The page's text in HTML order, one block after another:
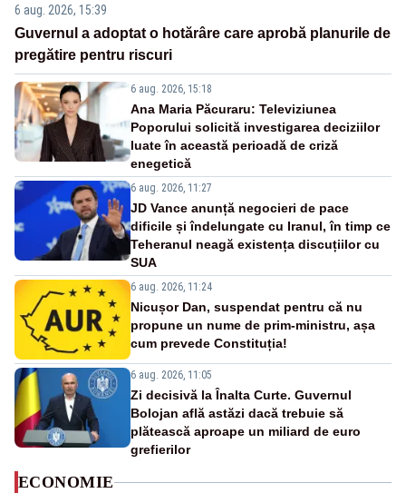
6 aug. 2026, 15:39
Guvernul a adoptat o hotărâre care aprobă planurile de
pregătire pentru riscuri
6 aug. 2026, 15:18
Ana Maria Păcuraru: Televiziunea
Poporului solicită investigarea deciziilor
luate în această perioadă de criză
enegetică
6 aug. 2026, 11:27
JD Vance anunță negocieri de pace
dificile și îndelungate cu Iranul, în timp ce
Teheranul neagă existența discuțiilor cu
SUA
6 aug. 2026, 11:24
Nicușor Dan, suspendat pentru că nu
propune un nume de prim-ministru, așa
cum prevede Constituția!
6 aug. 2026, 11:05
Zi decisivă la Înalta Curte. Guvernul
Bolojan află astăzi dacă trebuie să
plătească aproape un miliard de euro
grefierilor
ECONOMIE